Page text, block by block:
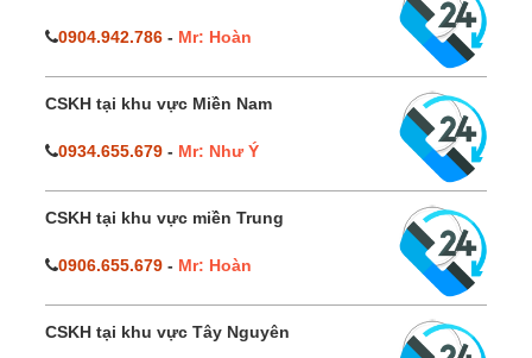
0904.942.786 - Mr: Hoàn
CSKH tại khu vực Miền Nam
0934.655.679 - Mr: Như Ý
CSKH tại khu vực miền Trung
0906.655.679 - Mr: Hoàn
CSKH tại khu vực Tây Nguyên